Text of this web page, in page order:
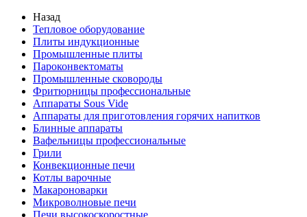
Назад
Тепловое оборудование
Плиты индукционные
Промышленные плиты
Пароконвектоматы
Промышленные сковороды
Фритюрницы профессиональные
Аппараты Sous Vide
Аппараты для приготовления горячих напитков
Блинные аппараты
Вафельницы профессиональные
Грили
Конвекционные печи
Котлы варочные
Макароноварки
Микроволновые печи
Печи высокоскоростные